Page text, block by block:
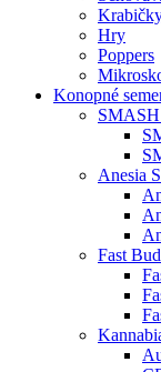
Hry
Poppers
Konopné
SMASH
Anesia
Fast